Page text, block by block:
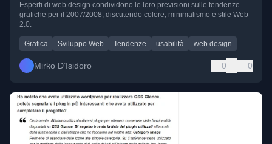
Esperti di web design condividono le loro previsioni sulle tendenze
grafiche per il 2007/2008, discutendo colore, minimalismo e stile Web
2.0.
Grafica Sviluppo Web Tendenze usabilità web design
Mirko D’Isidoro 0 0